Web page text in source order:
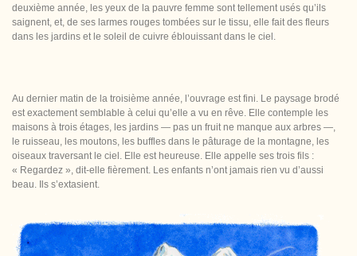
deuxième année, les yeux de la pauvre femme sont tellement usés qu’ils
saignent, et, de ses larmes rouges tombées sur le tissu, elle fait des fleurs
dans les jardins et le soleil de cuivre éblouissant dans le ciel.
Au dernier matin de la troisième année, l’ouvrage est fini. Le paysage brodé
est exactement semblable à celui qu’elle a vu en rêve. Elle contemple les
maisons à trois étages, les jardins — pas un fruit ne manque aux arbres —,
le ruisseau, les moutons, les buffles dans le pâturage de la montagne, les
oiseaux traversant le ciel. Elle est heureuse. Elle appelle ses trois fils :
« Regardez », dit-elle fièrement. Les enfants n’ont jamais rien vu d’aussi
beau. Ils s’extasient.